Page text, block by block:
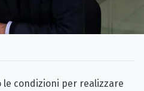
le condizioni per realizzare